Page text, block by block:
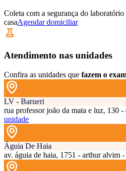
Coleta com a segurança do
casaAgendar domiciliar
Atendimento nas unidades
Confira as unidades que fazem o
LV - Barueri
rua professor joão da mata e luz, 130 -
unidade
Águia De Haia
av. águia de haia, 1751 - arthur alvim -